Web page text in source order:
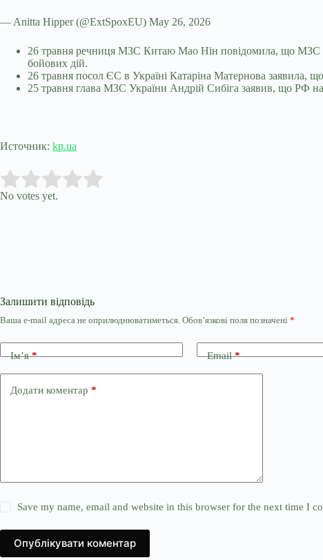
— Anitta Hipper (@ExtSpoxEU) May 26, 2026
26 травня речниця МЗС Китаю Мао Нін повідомила, що МЗС
бойових дій.
26 травня посол ЄС в Україні Катаріна Матернова заявила,
25 травня глава МЗС України Андрій Сибіга заявив, що РФ
Источник: kp.ua
Rate this item:
No votes yet.
Залишити відповідь
Ваша e-mail адреса не оприлюднюватиметься. Обов’язкові поля позначені *
Ім’я* Email*
Додати коментар *
Save my name, email and website in this browser for the next time I
Опублікувати коментар